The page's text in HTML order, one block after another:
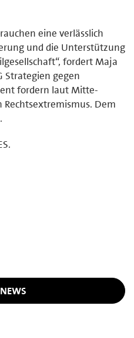
eine verlässlich
und die Unterstützung
fordert Maja
Strategien gegen
fordern laut Mitte-
Dem